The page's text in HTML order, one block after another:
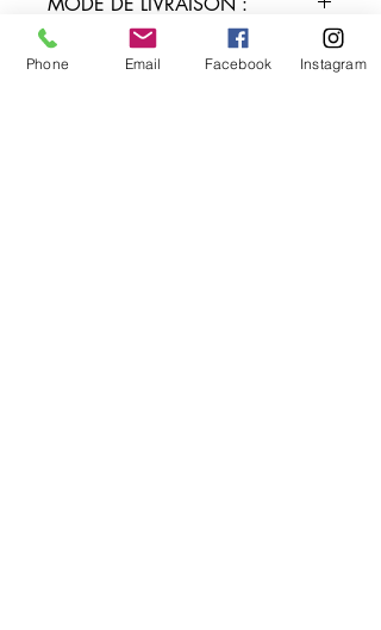
Coupe courte
Finitions frangées
Fermeture zippée + bouton
Laver sur l’envers pour préserver
les broderies
Pas de sèche-linge
Retrait en click and collect au
showroom (03)
PAIEMENT :
Phone Email Facebook Instagram